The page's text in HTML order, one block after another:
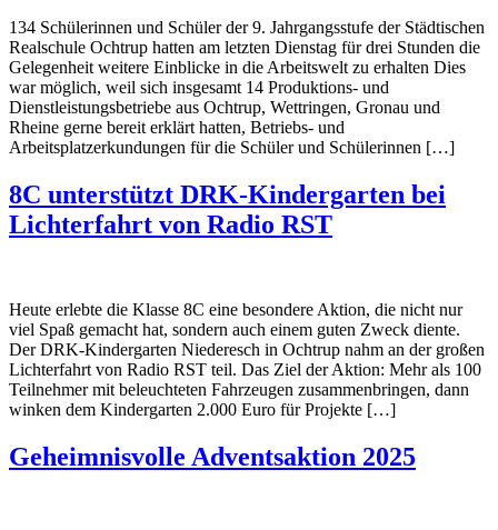
134 Schülerinnen und Schüler der 9. Jahrgangsstufe der Städtischen
Realschule Ochtrup hatten am letzten Dienstag für drei Stunden die
Gelegenheit weitere Einblicke in die Arbeitswelt zu erhalten Dies
war möglich, weil sich insgesamt 14 Produktions- und
Dienstleistungsbetriebe aus Ochtrup, Wettringen, Gronau und
Rheine gerne bereit erklärt hatten, Betriebs- und
Arbeitsplatzerkundungen für die Schüler und Schülerinnen […]
8C unterstützt DRK-Kindergarten bei
Lichterfahrt von Radio RST
Heute erlebte die Klasse 8C eine besondere Aktion, die nicht nur
viel Spaß gemacht hat, sondern auch einem guten Zweck diente.
Der DRK-Kindergarten Niederesch in Ochtrup nahm an der großen
Lichterfahrt von Radio RST teil. Das Ziel der Aktion: Mehr als 100
Teilnehmer mit beleuchteten Fahrzeugen zusammenbringen, dann
winken dem Kindergarten 2.000 Euro für Projekte […]
Geheimnisvolle Adventsaktion 2025